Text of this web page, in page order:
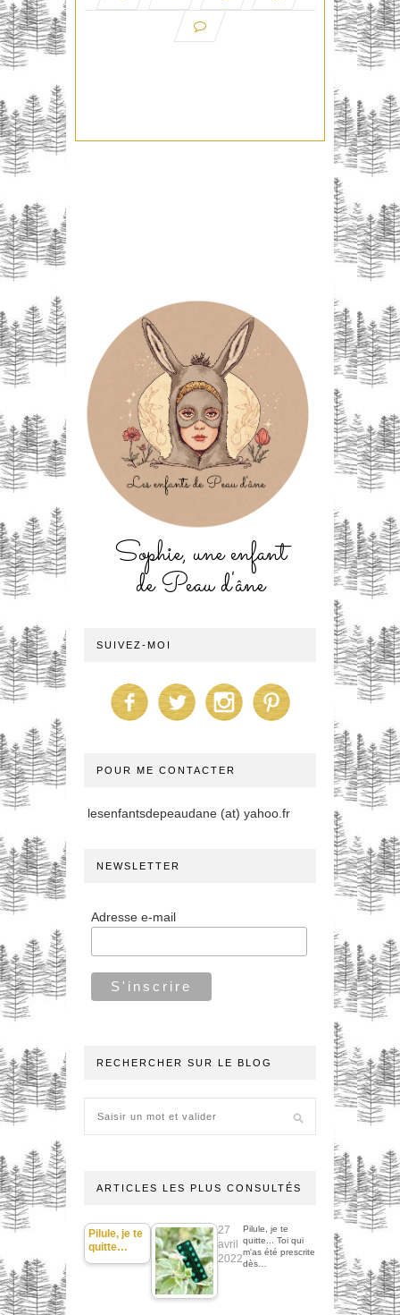
Sophie, une enfant
de Peau d'âne
SUIVEZ-MOI
POUR ME CONTACTER
lesenfantsdepeaudane (at) yahoo.fr
NEWSLETTER
Adresse e-mail
RECHERCHER SUR LE BLOG
ARTICLES LES PLUS CONSULTÉS
Pilule, je te
quitte…
27
avril
2022
Pilule, je te
quitte... Toi qui
m'as été prescrite
dès…